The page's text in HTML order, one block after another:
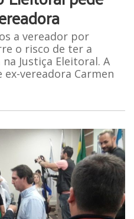
a vereador por
o risco de ter a
Justiça Eleitoral. A
ex-vereadora Carmen